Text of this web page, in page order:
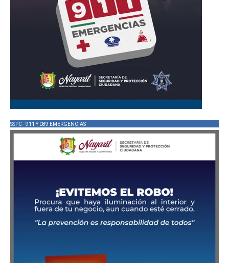
SSPC - 911 Y 089 EMERGENCIAS